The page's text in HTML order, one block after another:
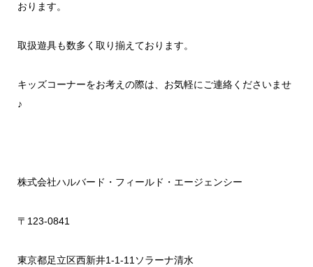
おります。
取扱遊具も数多く取り揃えております。
キッズコーナーをお考えの際は、お気軽にご連絡くださいませ
♪
株式会社ハルバード・フィールド・エージェンシー
〒123-0841
東京都足立区西新井1-1-11ソラーナ清水